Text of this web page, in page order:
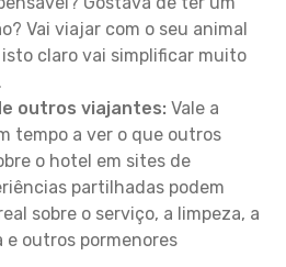
Vai viajar com o seu animal
claro vai simplificar muito
outros viajantes: Vale a
tempo a ver o que outros
o hotel em sites de
partilhadas podem
sobre o serviço, a limpeza, a
e outros pormenores